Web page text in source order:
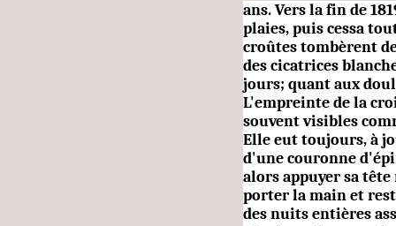
ans. Vers la fin de
plaies, puis cessa
croûtes tombèrent
des cicatrices
jours; quant aux
L'empreinte de la
souvent visibles
Elle eut toujours, à
d'une couronne
alors appuyer sa
porter la main et
des nuits entières